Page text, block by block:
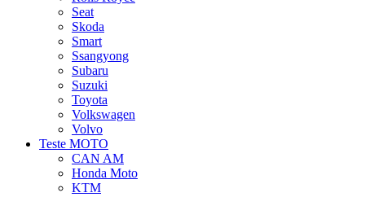
Seat
Skoda
Smart
Ssangyong
Subaru
Suzuki
Toyota
Volkswagen
Volvo
Teste MOTO
CAN AM
Honda Moto
KTM